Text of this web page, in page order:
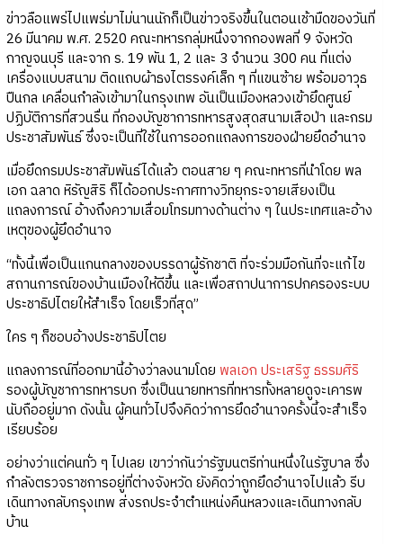
ข่าวลือแพร่ไปแพร่มาไม่นานนักก็เป็นข่าวจริงขึ้นในตอนเช้ามืดของวันที่
26 มีนาคม พ.ศ. 2520 คณะทหารกลุ่มหนึ่งจากกองพลที่ 9 จังหวัด
กาญจนบุรี และจาก ร. 19 พัน 1, 2 และ 3 จำนวน 300 คน ที่แต่ง
เครื่องแบบสนาม ติดแถบผ้าธงไตรรงค์เล็ก ๆ ที่แขนซ้าย พร้อมอาวุธ
ปืนกล เคลื่อนกำลังเข้ามาในกรุงเทพ อันเป็นเมืองหลวงเข้ายึดศูนย์
ปฏิบัติการที่สวนรื่น ที่กองบัญชาการทหารสูงสุดสนามเสือป่า และกรม
ประชาสัมพันธ์ ซึ่งจะเป็นที่ใช้ในการออกแถลงการของฝ่ายยึดอำนาจ
เมื่อยึดกรมประชาสัมพันธ์ได้แล้ว ตอนสาย ๆ คณะทหารที่นำโดย พล
เอก ฉลาด หิรัญสิริ ก็ได้ออกประกาศทางวิทยุกระจายเสียงเป็น
แถลงการณ์ อ้างถึงความเสื่อมโทรมทางด้านต่าง ๆ ในประเทศและอ้าง
เหตุของผู้ยึดอำนาจ
“ทั้งนี้เพื่อเป็นแกนกลางของบรรดาผู้รักชาติ ที่จะร่วมมือกันที่จะแก้ไข
สถานการณ์ของบ้านเมืองให้ดีขึ้น และเพื่อสถาปนาการปกครองระบบ
ประชาธิปไตยให้สำเร็จ โดยเร็วที่สุด”
ใคร ๆ ก็ชอบอ้างประชาธิปไตย
แถลงการณ์ที่ออกมานี้อ้างว่าลงนามโดย พลเอก ประเสริฐ ธรรมศิริ
รองผู้บัญชาการทหารบก ซึ่งเป็นนายทหารที่ทหารทั้งหลายดูจะเคารพ
นับถืออยู่มาก ดังนั้น ผู้คนทั่วไปจึงคิดว่าการยึดอำนาจครั้งนี้จะสำเร็จ
เรียบร้อย
อย่างว่าแต่คนทั่ว ๆ ไปเลย เขาว่ากันว่ารัฐมนตรีท่านหนึ่งในรัฐบาล ซึ่ง
กำลังตรวจราชการอยู่ที่ต่างจังหวัด ยังคิดว่าถูกยึดอำนาจไปแล้ว รีบ
เดินทางกลับกรุงเทพ ส่งรถประจำตำแหน่งคืนหลวงและเดินทางกลับ
บ้าน